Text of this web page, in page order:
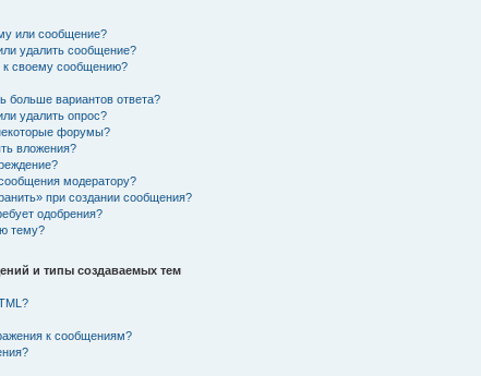
или сообщение?
удалить сообщение?
к своему сообщению?
больше вариантов ответа?
удалить опрос?
форумы?
вложения?
модератору?
при создании сообщения?
одобрения?
тему?
и типы создаваемых тем
к сообщениям?